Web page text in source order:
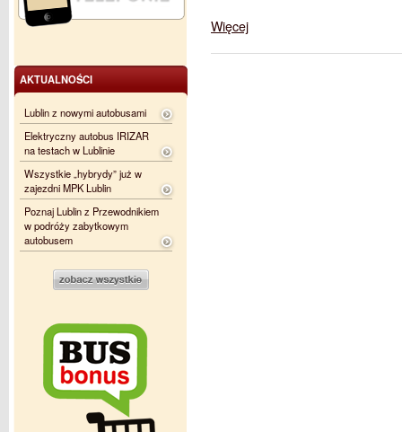
Więcej
AKTUALNOŚCI
Lublin z nowymi autobusami
Elektryczny autobus IRIZAR
na testach w Lublinie
Wszystkie „hybrydy” już w
zajezdni MPK Lublin
Poznaj Lublin z Przewodnikiem
w podróży zabytkowym
autobusem